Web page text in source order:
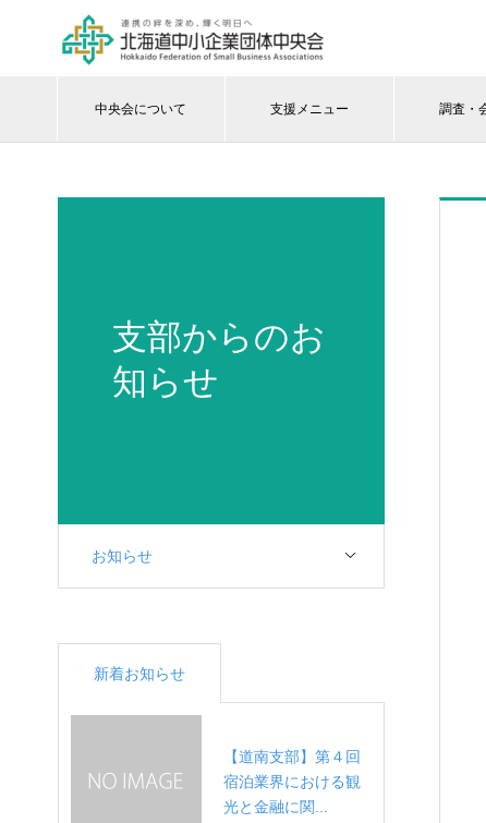
中央会について 支援メニュー 調査・
支部からのお
知らせ
お知らせ
新着お知らせ
【道南支部】第４回
宿泊業界における観
光と金融に関...